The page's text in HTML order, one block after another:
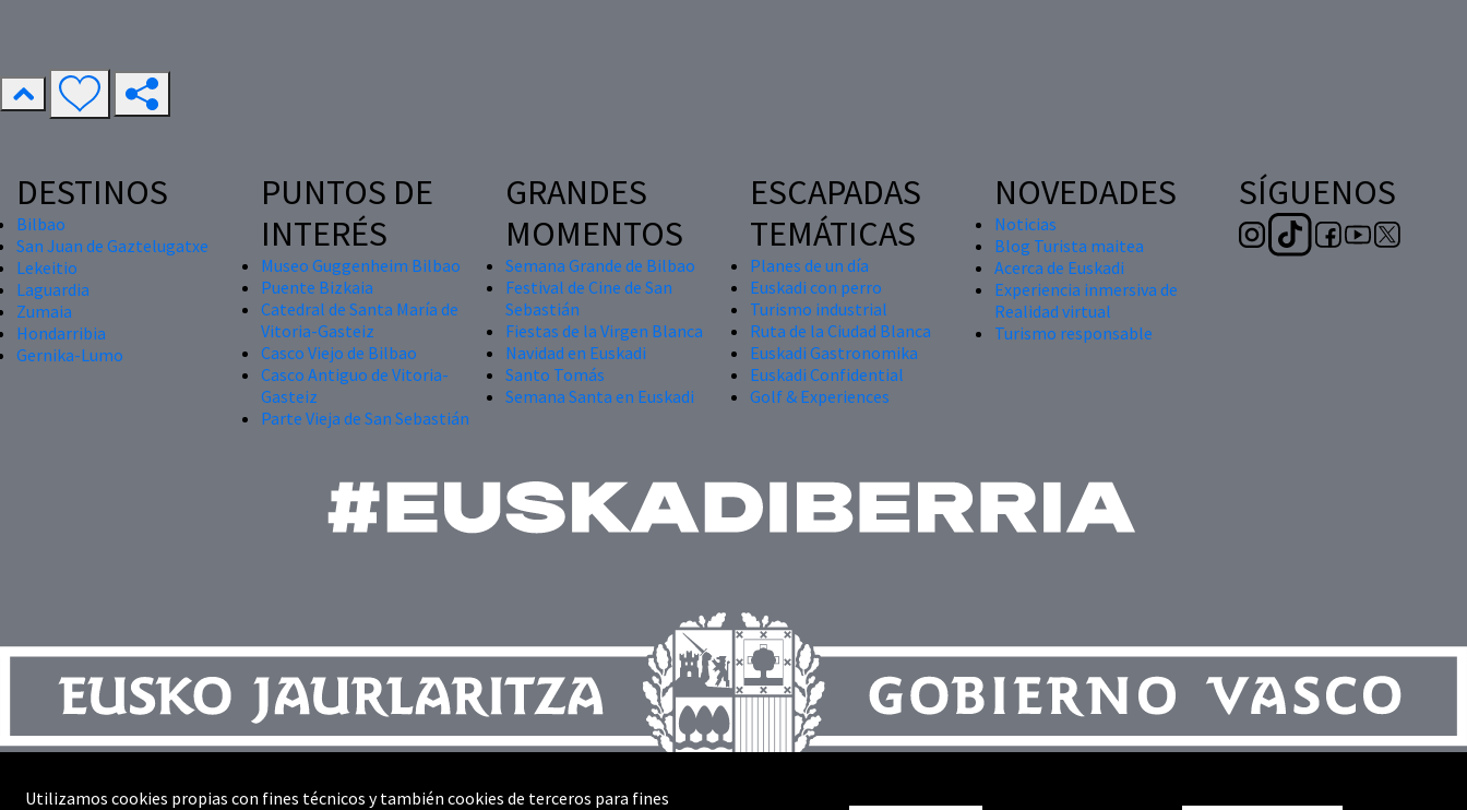
DESTINOS
Bilbao
San Juan de Gaztelugatxe
Lekeitio
Laguardia
Zumaia
Hondarribia
Gernika-Lumo
PUNTOS DE
INTERÉS
Museo Guggenheim Bilbao
Puente Bizkaia
Catedral de Santa María de
Vitoria-Gasteiz
Casco Viejo de Bilbao
Casco Antiguo de Vitoria-
Gasteiz
Parte Vieja de San Sebastián
GRANDES
MOMENTOS
Semana Grande de Bilbao
Festival de Cine de San
Sebastián
Fiestas de la Virgen Blanca
Navidad en Euskadi
Santo Tomás
Semana Santa en Euskadi
ESCAPADAS
TEMÁTICAS
Planes de un día
Euskadi con perro
Turismo industrial
Ruta de la Ciudad Blanca
Euskadi Gastronomika
Euskadi Confidential
Golf & Experiences
NOVEDADES
Noticias
Blog Turista maitea
Acerca de Euskadi
Experiencia inmersiva de
Realidad virtual
Turismo responsable
SÍGUENOS
Contacto
Utilizamos cookies propias con fines técnicos y también cookies de terceros para fines